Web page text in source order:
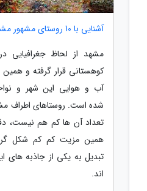
آشنایی با 10 روستای مشهور مشهد
مشهد از لحاظ جغرافیایی
کوهستانی قرار گرفته و
آب و هوایی این شهر و
شده است. روستاهای اطراف
تعداد آن ها کم هم نیست،
همین مزیت کم کم شکل
تبدیل به یکی از جاذبه های
اند.